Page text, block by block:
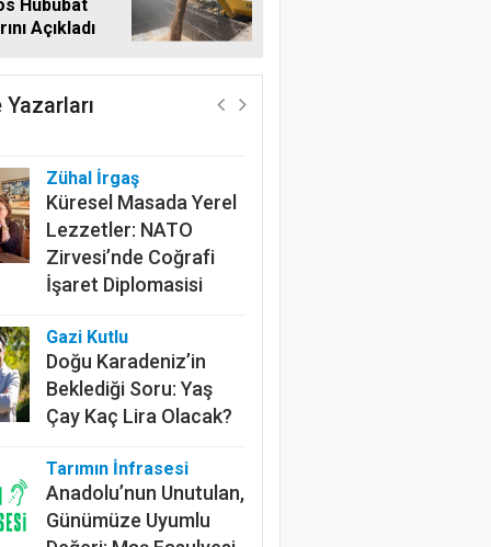
Hububat
Açıkladı
Yazarları
Harun Göksel
Geleceğin Pamuğu:
Doğal, İzlenebilir ve
Zühal İrgaş
Küresel Masada Yerel
Lezzetler: NATO
Zirvesi’nde Coğrafi
İşaret Diplomasisi
Gazi Kutlu
Doğu Karadeniz’in
Beklediği Soru: Yaş
Çay Kaç Lira Olacak?
Tarımın İnfrasesi
Anadolu’nun Unutulan,
Günümüze Uyumlu